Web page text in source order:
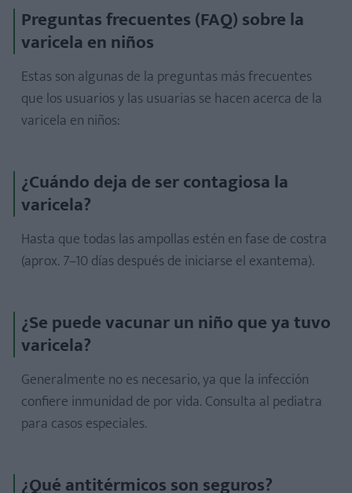
Preguntas frecuentes (FAQ) sobre la
varicela en niños
Estas son algunas de la preguntas más frecuentes
que los usuarios y las usuarias se hacen acerca de la
varicela en niños:
¿Cuándo deja de ser contagiosa la
varicela?
Hasta que todas las ampollas estén en fase de costra
(aprox. 7–10 días después de iniciarse el exantema).
¿Se puede vacunar un niño que ya tuvo
varicela?
Generalmente no es necesario, ya que la infección
confiere inmunidad de por vida. Consulta al pediatra
para casos especiales.
¿Qué antitérmicos son seguros?